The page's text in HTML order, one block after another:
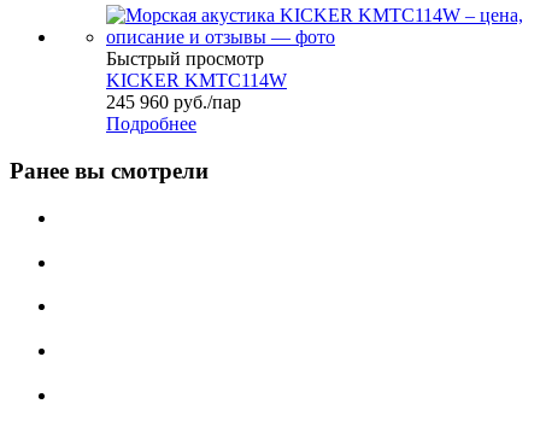
Быстрый просмотр
KICKER KMTC114W
245 960 руб./пар
Подробнее
Ранее вы смотрели